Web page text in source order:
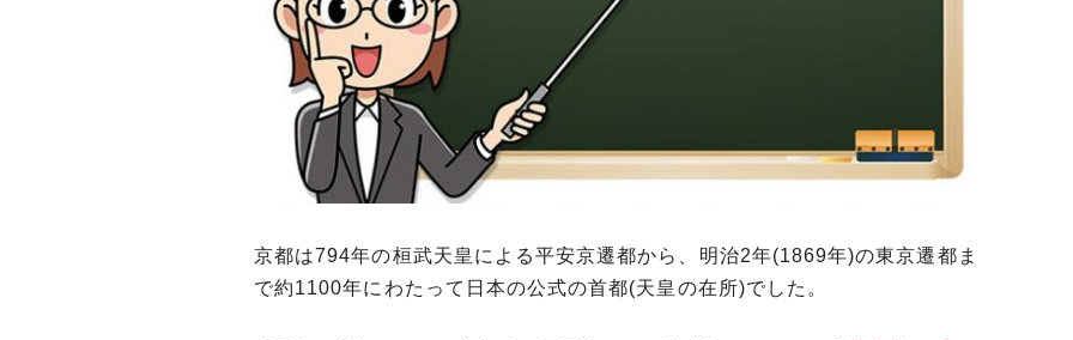
京都は794年の桓武天皇による平安京遷都から、明治2年(1869年)の東京遷都ま
で約1100年にわたって日本の公式の首都(天皇の在所)でした。